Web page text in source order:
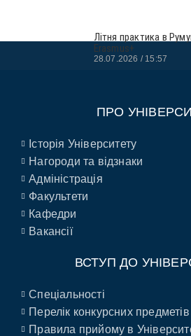
Літня практика в
Erasmus+
28.07.2026 15:57
ПРО
Історія Університету
Нагороди та відзнаки
Адміністрація
Факультети
Кафедри
Вакансії
ВСТУП ДО
Спеціальності
Перелік конкурсних предметів
Правила прийому в